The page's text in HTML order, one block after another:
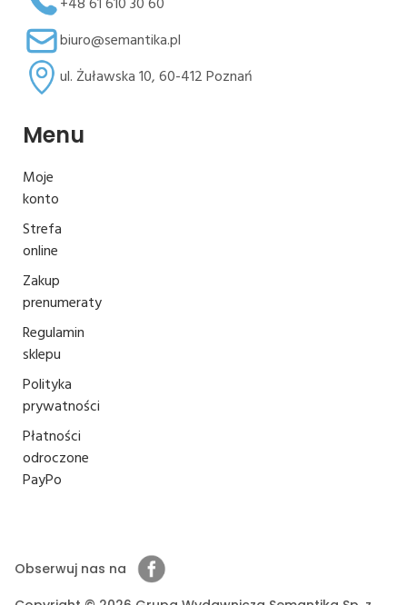
biuro@semantika.pl
ul. Żuławska 10, 60-412 Poznań
Menu
Moje
konto
Strefa
online
Zakup
prenumeraty
Regulamin
sklepu
Polityka
prywatności
Płatności
odroczone
PayPo
Obserwuj nas na